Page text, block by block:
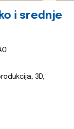
i srednje
3D,